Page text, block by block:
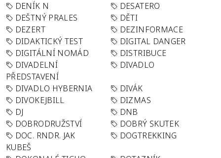
DENÍK N
DESATERO
DEŠTNÝ PRALES
DĚTI
DEZERT
DEZINFORMACE
DIDAKTICKÝ TEST
DIGITAL DANGER
DIGITÁLNÍ NOMÁD
DISTRIBUCE
DIVADELNÍ
PŘEDSTAVENÍ
DIVADLO
DIVADLO HYBERNIA
DIVÁK
DIVOKEJBILL
DIZMAS
DJ
DNB
DOBRODRUŽSTVÍ
DOBRÝ SKUTEK
DOC. RNDR. JAK
KUBEŠ
DOGTREKKING